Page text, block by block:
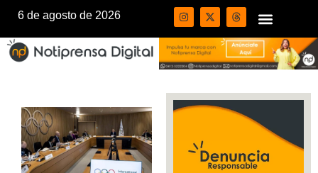
6 de agosto de 2026